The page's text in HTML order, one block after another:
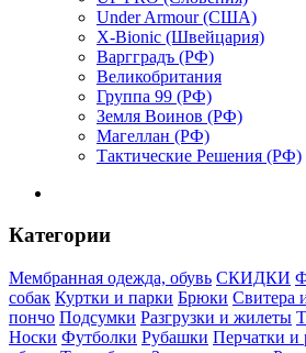
Under Armour (США)
X-Bionic (Швейцария)
Варгградъ (РФ)
Великобритания
Группа 99 (РФ)
Земля Воинов (РФ)
Магеллан (РФ)
Тактические Решения (РФ)
Категории
Мембранная одежда, обувь СКИДКИ
собак Куртки и парки Брюки Свитера
пончо Подсумки Разгрузки и жилеты
Носки Футболки Рубашки Перчатки и